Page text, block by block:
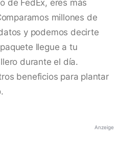
de FedEx, eres más
millones de
y podemos decirte
llegue a tu
durante el día.
beneficios para plantar
Anzeige